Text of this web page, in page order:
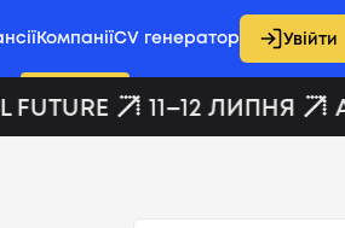
КомпаніїCV генератор Увійти
11–12 ЛИПНЯ